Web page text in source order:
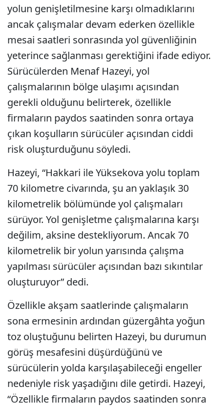
yolun genişletilmesine karşı olmadıklarını
ancak çalışmalar devam ederken özellikle
mesai saatleri sonrasında yol güvenliğinin
yeterince sağlanması gerektiğini ifade ediyor.
Sürücülerden Menaf Hazeyi, yol
çalışmalarının bölge ulaşımı açısından
gerekli olduğunu belirterek, özellikle
firmaların paydos saatinden sonra ortaya
çıkan koşulların sürücüler açısından ciddi
risk oluşturduğunu söyledi.
Hazeyi, “Hakkari ile Yüksekova yolu toplam
70 kilometre civarında, şu an yaklaşık 30
kilometrelik bölümünde yol çalışmaları
sürüyor. Yol genişletme çalışmalarına karşı
değilim, aksine destekliyorum. Ancak 70
kilometrelik bir yolun yarısında çalışma
yapılması sürücüler açısından bazı sıkıntılar
oluşturuyor” dedi.
Özellikle akşam saatlerinde çalışmaların
sona ermesinin ardından güzergâhta yoğun
toz oluştuğunu belirten Hazeyi, bu durumun
görüş mesafesini düşürdüğünü ve
sürücülerin yolda karşılaşabileceği engeller
nedeniyle risk yaşadığını dile getirdi. Hazeyi,
“Özellikle firmaların paydos saatinden sonra